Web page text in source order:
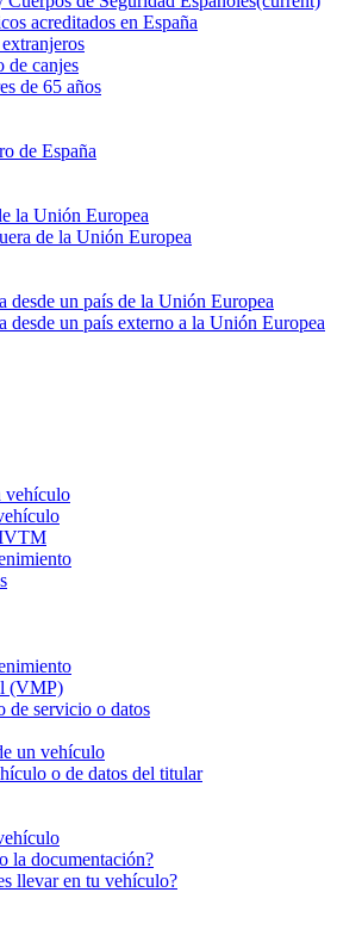
acreditados en España
de canjes
de 65 años
de España
la Unión Europea
de la Unión Europea
desde un país de la Unión Europea
desde un país externo a la Unión Europea
vehículo
IVTM
(VMP)
de servicio o datos
un vehículo
o de datos del titular
la documentación?
llevar en tu vehículo?